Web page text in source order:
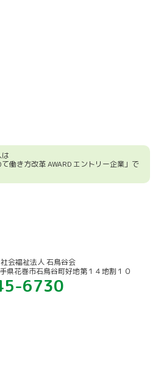
て働き方改革 AWARD エントリー企業」で
社会福祉法人 石鳥谷会
県花巻市石鳥谷町好地第１４地割１０
6730